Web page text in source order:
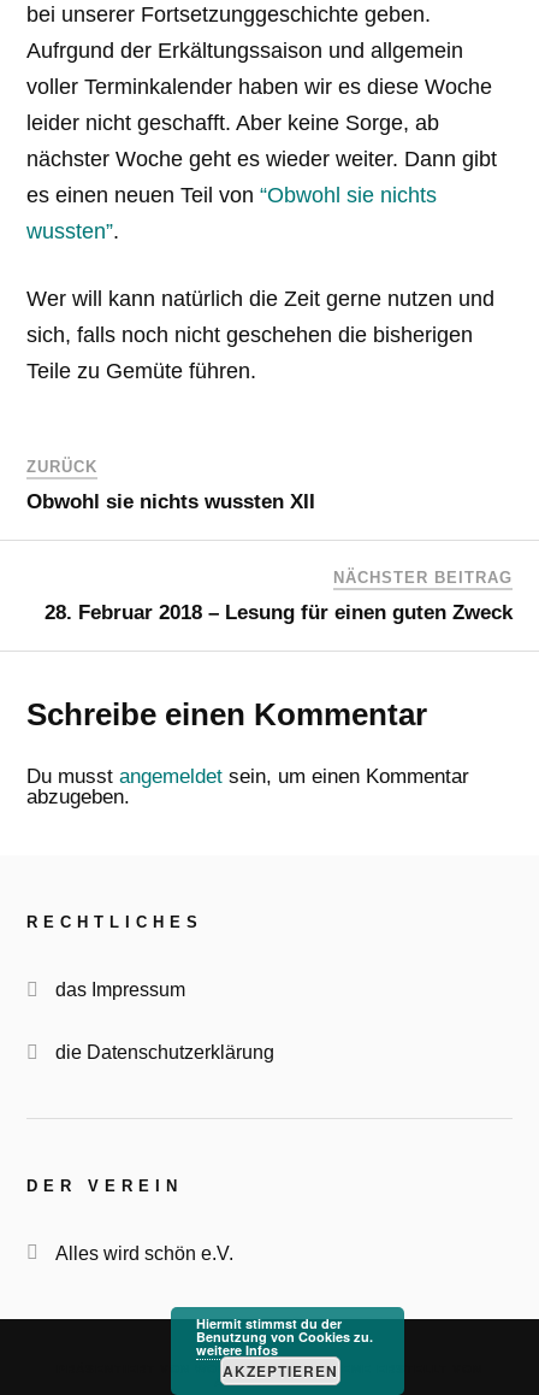
bei unserer Fortsetzunggeschichte geben.
Aufrgund der Erkältungssaison und allgemein
voller Terminkalender haben wir es diese Woche
leider nicht geschafft. Aber keine Sorge, ab
nächster Woche geht es wieder weiter. Dann gibt
es einen neuen Teil von“Obwohl sie nichts
wussten”.
Wer will kann natürlich die Zeit gerne nutzen und
sich, falls noch nicht geschehen die bisherigen
Teile zu Gemüte führen.
ZURÜCK
Obwohl sie nichts wussten XII
NÄCHSTER BEITRAG
28. Februar 2018 – Lesung für einen guten Zweck
Schreibe einen Kommentar
Du musstangemeldet sein, um einen Kommentar
abzugeben.
RECHTLICHES
das Impressum
die Datenschutzerklärung
DER VEREIN
Alles wird schön e.V.
WORDPRESS &
THEME ERSTELLT VON
ANDERS NORÉN
Hiermit stimmst du der
Benutzung von Cookies zu.
weitere Infos
AKZEPTIEREN